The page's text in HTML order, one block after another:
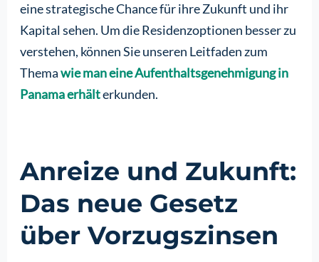
eine strategische Chance für ihre Zukunft und ihr
Kapital sehen. Um die Residenzoptionen besser zu
verstehen, können Sie unseren Leitfaden zum
Themawie man eine Aufenthaltsgenehmigung in
Panama erhälterkunden.
Anreize und Zukunft:
Das neue Gesetz
über Vorzugszinsen